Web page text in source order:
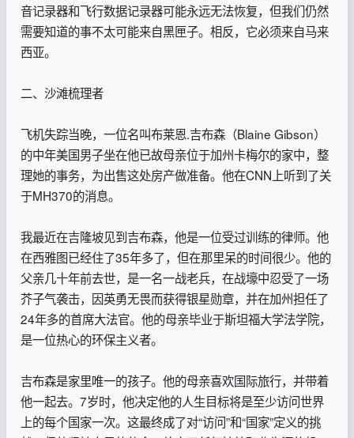
音记录器和飞行数据记录器可能永远无法恢复，但我们仍然
需要知道的事不太可能来自黑匣子。相反，它必须来自马来
西亚。
二、沙滩梳理者
飞机失踪当晚，一位名叫布莱恩.吉布森（Blaine Gibson）
的中年美国男子坐在他已故母亲位于加州卡梅尔的家中，整
理她的事务，为出售这处房产做准备。他在CNN上听到了关
于MH370的消息。
我最近在吉隆坡见到吉布森，他是一位受过训练的律师。他
在西雅图已经住了35年多了，但在那里呆的时间很少。他的
父亲几十年前去世，是一名一战老兵，在战壕中忍受了一场
芥子气袭击，因英勇无畏而获得银星勋章，并在加州担任了
24年多的首席大法官。他的母亲毕业于斯坦福大学法学院，
是一位热心的环保主义者。
吉布森是家里唯一的孩子。他的母亲喜欢国际旅行，并带着
他一起去。7岁时，他决定他的人生目标将是至少访问世界
上的每个国家一次。这最终成了对“访问”和“国家”定义的挑